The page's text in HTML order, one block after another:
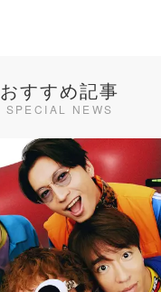
おすすめ記事
SPECIAL NEWS